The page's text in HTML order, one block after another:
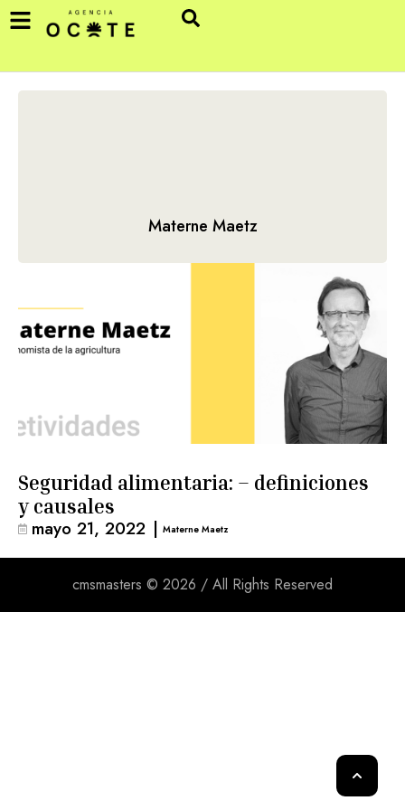
Materne Maetz
Seguridad alimentaria: – definiciones
y causales
mayo 21, 2022 | Materne Maetz
cmsmasters © 2026 / All Rights Reserved